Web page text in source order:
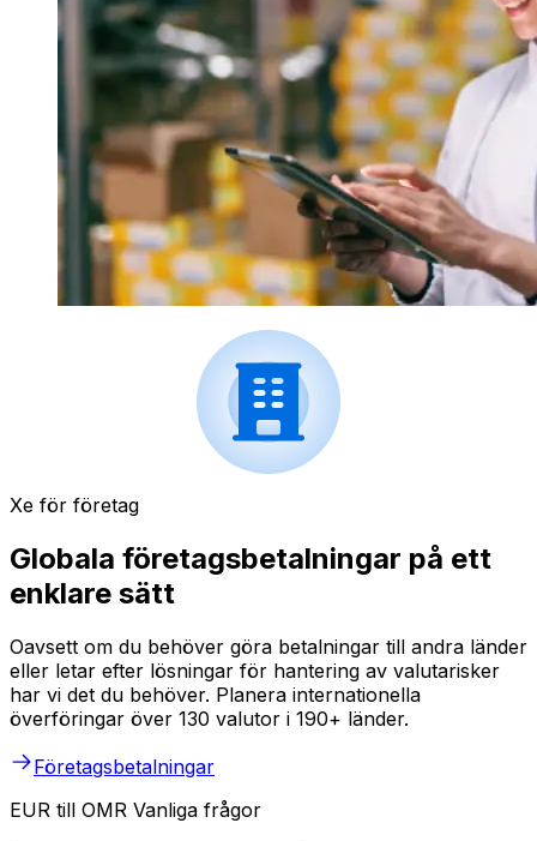
Xe för företag
Globala företagsbetalningar på ett
enklare sätt
Oavsett om du behöver göra betalningar till andra länder
eller letar efter lösningar för hantering av valutarisker
har vi det du behöver. Planera internationella
överföringar över 130 valutor i 190+ länder.
Företagsbetalningar
EUR till OMR Vanliga frågor